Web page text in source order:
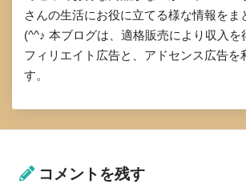
さんの生活にお役に立てる様な情報をま
(^^♪ 本ブログは、適格販売により収入を
フィリエイト広告と、アドセンス広告を
す。
コメントを残す